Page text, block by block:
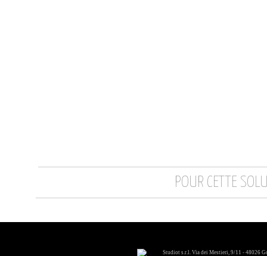
POUR CETTE
Studiot s.r.l. Via dei Mestieri, 9/11 - 48026